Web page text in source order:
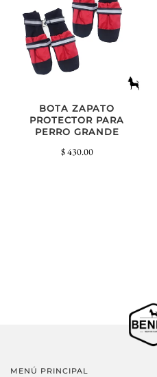
BOTA ZAPATO
PROTECTOR PARA
PERRO GRANDE
$ 430.00
MENÚ PRINCIPAL